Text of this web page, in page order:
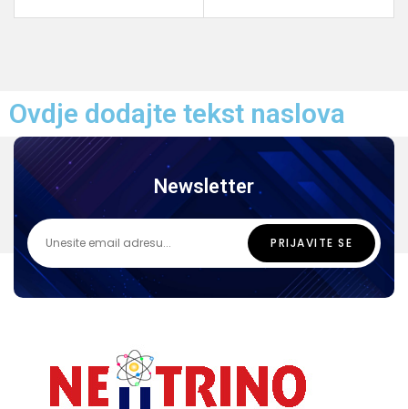
Ovdje dodajte tekst naslova
Newsletter